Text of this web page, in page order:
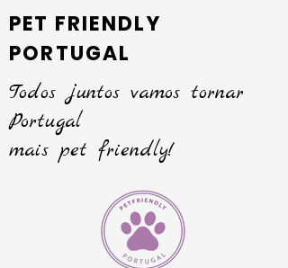
PET FRIENDLY
PORTUGAL
Todos juntos vamos tornar
Portugal
mais pet friendly!